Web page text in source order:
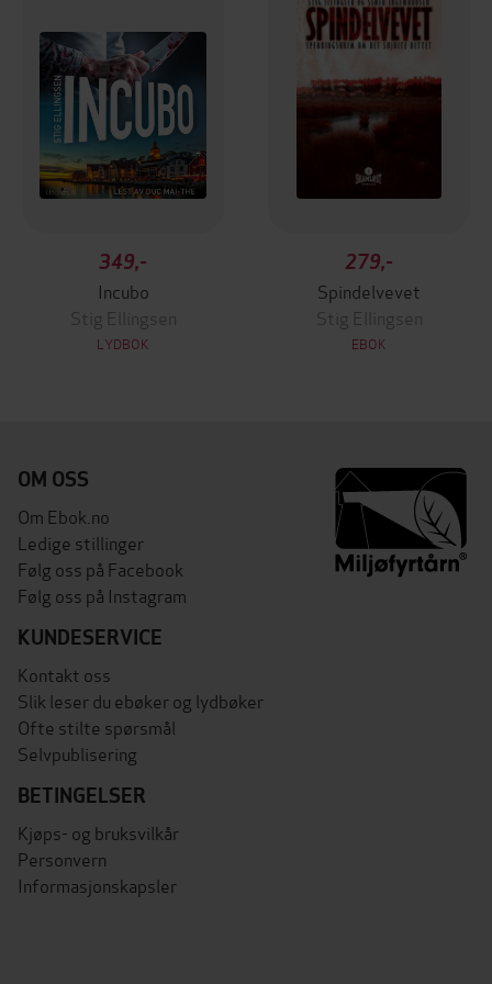
349,-
Incubo
Stig Ellingsen
LYDBOK
279,-
Spindelvevet
Stig Ellingsen
EBOK
OM OSS
Om Ebok.no
Ledige stillinger
Følg oss på Facebook
Følg oss på Instagram
KUNDESERVICE
Kontakt oss
Slik leser du ebøker og lydbøker
Ofte stilte spørsmål
Selvpublisering
BETINGELSER
Kjøps- og bruksvilkår
Personvern
Informasjonskapsler